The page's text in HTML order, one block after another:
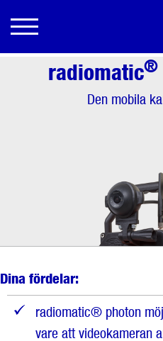
radiomatic®
Den mobila
Dina fördelar:
radiomatic® photon
vare att videokameran